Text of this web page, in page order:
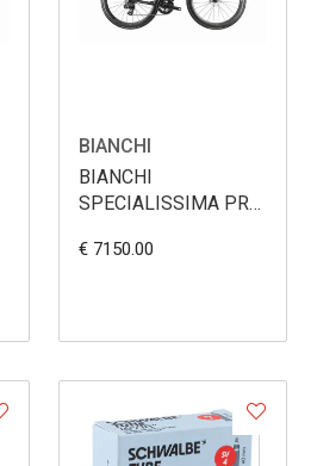
BIANCHI
BIANCHI
SPECIALISSIMA PRO
€ 7150.00